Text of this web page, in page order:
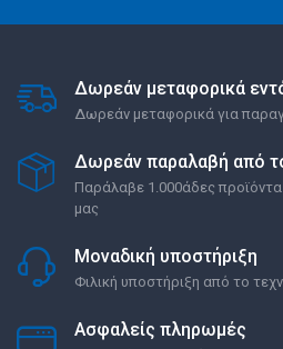
Δωρεάν μεταφορικά
Δωρεάν μεταφορικά για
Δωρεάν παραλαβή από
Παράλαβε 1.000άδες
μας
Μοναδική υποστήριξη
Φιλική υποστήριξη από το
Ασφαλείς πληρωμές